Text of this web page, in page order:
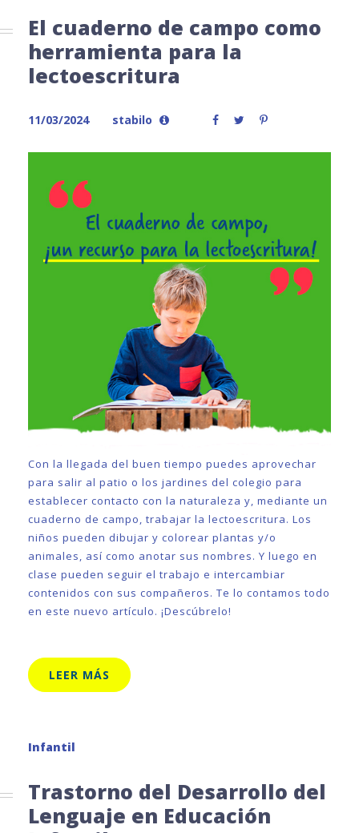
El cuaderno de campo como
herramienta para la
lectoescritura
11/03/2024 stabilo
Con la llegada del buen tiempo puedes aprovechar
para salir al patio o los jardines del colegio para
establecer contacto con la naturaleza y, mediante un
cuaderno de campo, trabajar la lectoescritura. Los
niños pueden dibujar y colorear plantas y/o
animales, así como anotar sus nombres. Y luego en
clase pueden seguir el trabajo e intercambiar
contenidos con sus compañeros. Te lo contamos todo
en este nuevo artículo. ¡Descúbrelo!
LEER MÁS
Infantil
Trastorno del Desarrollo del
Lenguaje en Educación